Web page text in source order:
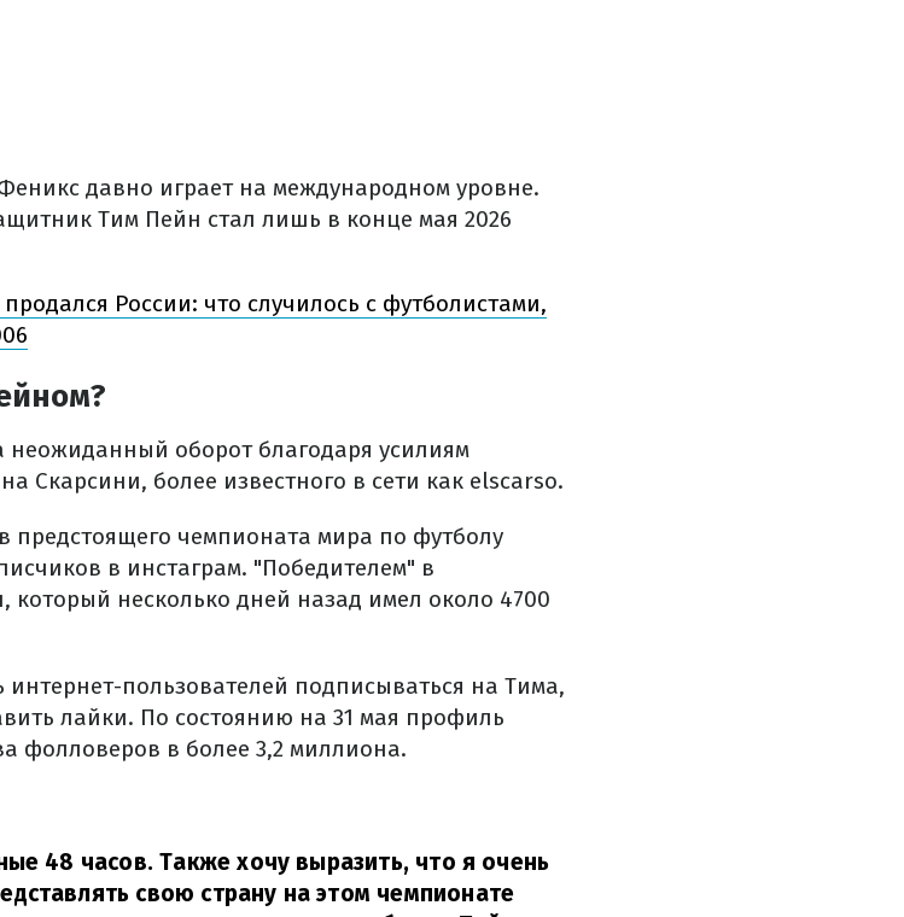
давно играет на международном уровне.
Тим Пейн стал лишь в конце мая 2026
России: что случилось с футболистами,
оборот благодаря усилиям
Скарсини, более известного в сети как elscarso.
предстоящего чемпионата мира по футболу
в инстаграм. "Победителем" в
несколько дней назад имел около 4700
пользователей подписываться на Тима,
лайки. По состоянию на 31 мая профиль
фолловеров в более 3,2 миллиона.
48 часов. Также хочу выразить, что я очень
свою страну на этом чемпионате